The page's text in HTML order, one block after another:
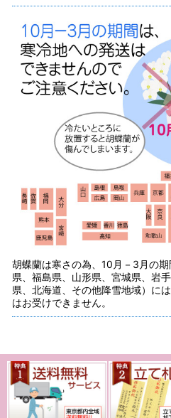
胡蝶蘭は寒さの為、10月－3月の
県、福島県、山形県、宮城県、岩
県、北海道、その他降雪地域）に
はお受けできません。